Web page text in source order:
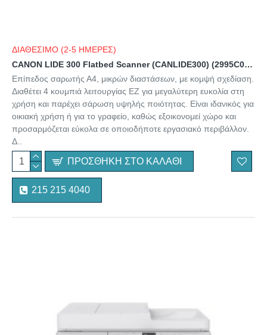
ΔΙΑΘΕΣΙΜΟ (2-5 ΗΜΕΡΕΣ)
CANON LIDE 300 Flatbed Scanner (CANLIDE300) (2995C010AA)
Επίπεδος σαρωτής Α4, μικρών διαστάσεων, με κομψή σχεδίαση.
Διαθέτει 4 κουμπιά λειτουργίας EZ για μεγαλύτερη ευκολία στη
χρήση και παρέχει σάρωση υψηλής ποιότητας. Είναι ιδανικός για
οικιακή χρήση ή για το γραφείο, καθώς εξοικονομεί χώρο και
προσαρμόζεται εύκολα σε οποιοδήποτε εργασιακό περιβάλλον.
Δ..
ΠΡΟΣΘΉΚΗ ΣΤΟ ΚΑΛΆΘΙ
215 215 4040